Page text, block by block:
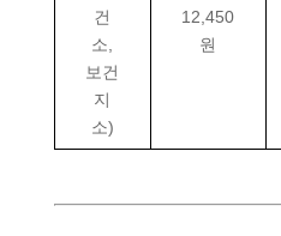
건
소,
보건
지
소)
12,450
원